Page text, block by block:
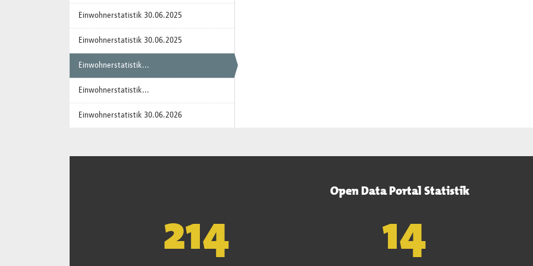
Einwohnerstatistik 30.06.2025
Einwohnerstatistik 30.06.2025
Einwohnerstatistik...
Einwohnerstatistik...
Einwohnerstatistik 30.06.2026
Open Data Portal Statistik
223 15